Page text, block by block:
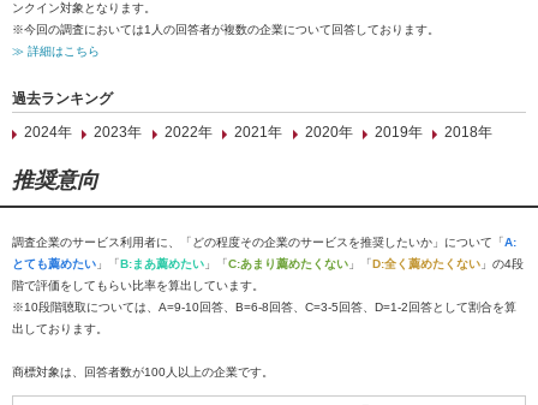
ンクイン対象となります。
※今回の調査においては1人の回答者が複数の企業について回答しております。
≫ 詳細はこちら
過去ランキング
2024年
2023年 2022年 2021年 2020年 2019年 2018年
推奨意向
調査企業のサービス利用者に、「どの程度その企業のサービスを推奨したいか」について「A:
とても薦めたい 」「B:まあ薦めたい 」「C:あまり薦めたくない 」「D:全く薦めたくない 」の4段
階で評価をしてもらい比率を算出しています。
※10段階聴取については、A=9-10回答、B=6-8回答、C=3-5回答、D=1-2回答として割合を算
出しております。
商標対象は、回答者数が100人以上の企業です。